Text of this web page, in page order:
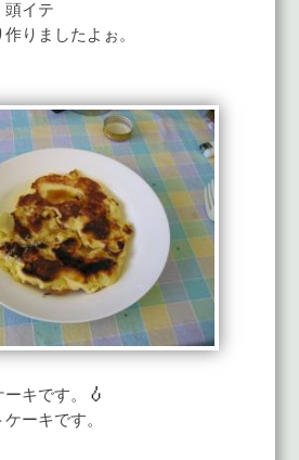
イテ
りましたよぉ。
キです。
ーキです。